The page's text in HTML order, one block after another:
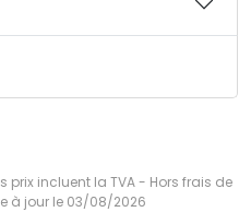
prix incluent la TVA - Hors frais de
à jour le 03/08/2026